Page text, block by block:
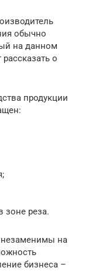
обычно
на данном
о
продукции
зоне реза.
незаменимы на
бизнеса –